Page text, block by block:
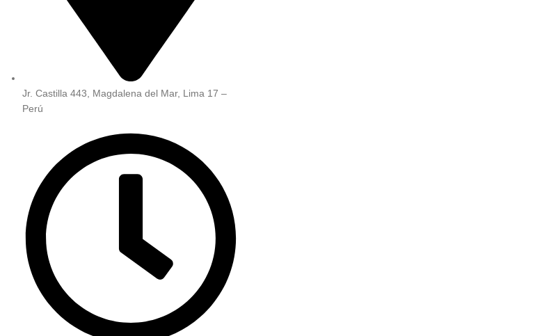
Jr. Castilla 443, Magdalena del Mar, Lima 17 –
Perú